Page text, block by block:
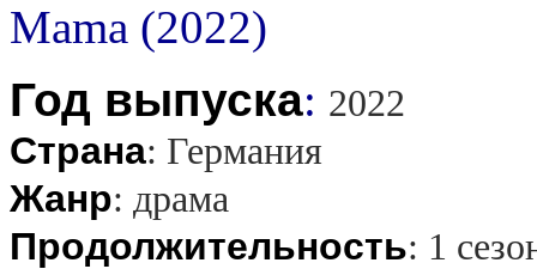
Год выпуска: 2022
Страна: Германия
Жанр: драма
Продолжительность: 1